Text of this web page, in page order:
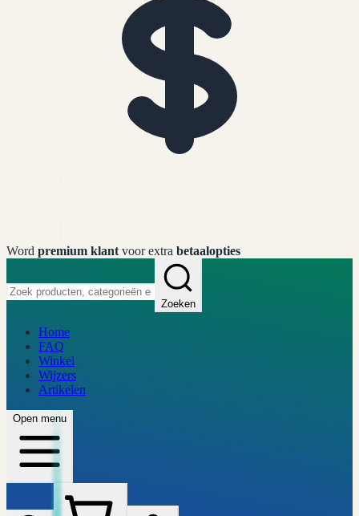
Word premium klant voor extra betaalopties
Zoeken
Home
FAQ
Winkel
Wijzers
Artikelen
Open menu